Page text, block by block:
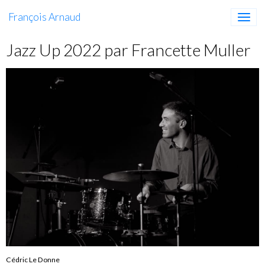
François Arnaud
Jazz Up 2022 par Francette Muller
Cédric Le Donne